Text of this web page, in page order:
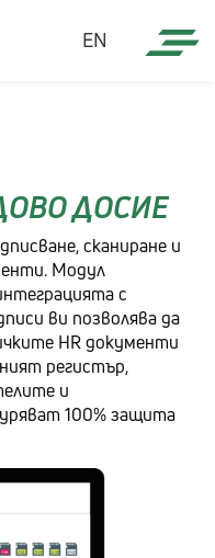
EN
ДОСИЕ
сканиране и
Модул
с
ви позволява да
HR документи
регистър,
и
100% защита